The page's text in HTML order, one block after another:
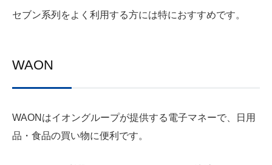
セブン系列をよく利用する方には特におすすめです。
WAON
WAONはイオングループが提供する電子マネーで、日用
品・食品の買い物に便利です。